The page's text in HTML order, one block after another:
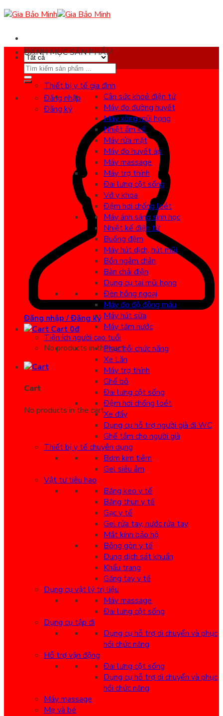
Skip
to
Search
for:
Đăng nhập
Đăng ký
Đăng nhập / Đăng ký
Cart 0đ
No products in the cart.
Cart
No products in the cart.
DANH MỤC SẢN PHẨM
Thiết bị y tế gia đình
Cân sức khoẻ điện tử
Máy đo đường huyết
Máy xông mũi họng
Nhiệt ẩm kế
Máy rửa mặt
Máy đo huyết áp
Máy massage
Máy trợ thính
Đai lưng cột sống
Vớ y khoa
Đệm hơi chống loét
Máy ánh sáng sinh học
Nhiệt kế điện tử
Buồng đệm
Máy hút dịch, hút mũi
Bồn ngâm chân
Bàn chải điện
Dụng cụ tai mũi họng
Đèn hồng ngoại
Máy đo độ đông máu
Máy hút sữa
Máy tăm nước
Tiện ích người cao tuổi
Phục hồi chức năng
Xe Lăn
Máy trợ thính
Ghế bô
Đai lưng cột sống
Đệm hơi chống loét
Xe đẩy
Dụng cụ hỗ trợ người già đi WC
Ghế tắm cho người già
Thiết bị y tế chuyên dụng
Bơm kim tiêm
Gel siêu âm
Vật tư tiêu hao
Băng keo y tế
Băng thun y tế
Gạc y tế
Gel rửa tay, nước rửa tay
Mắt kính bảo hộ
Bông gòn y tế
Dung dịch sát khuẩn
Khẩu trang
Găng tay y tế
Dụng cụ vật lý trị liệu
Máy massage
Đai lưng cột sống
Dụng cụ tập đi
Dụng cụ hỗ trợ di chuyển và phục
hồi chức năng
Hỗ trợ vận động
Đai lưng cột sống
Dụng cụ hỗ trợ di chuyển và phục
hồi chức năng
Máy massage
Mẹ và bé